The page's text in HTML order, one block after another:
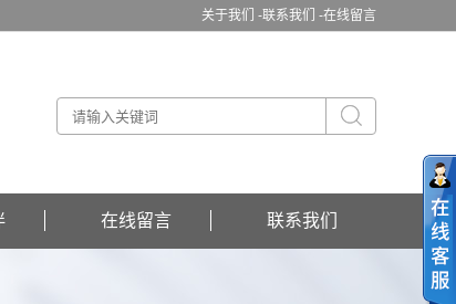
关于我们 -联系我们 -在线留言
在线留言 联系我们